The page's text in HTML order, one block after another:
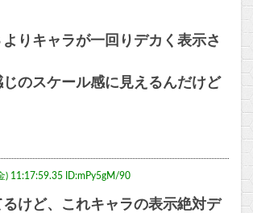
りキャラが一回りデカく表示さ
のスケール感に見えるんだけど
) 11:17:59.35 ID:mPy5gM/90
けど、これキャラの表示絶対デ